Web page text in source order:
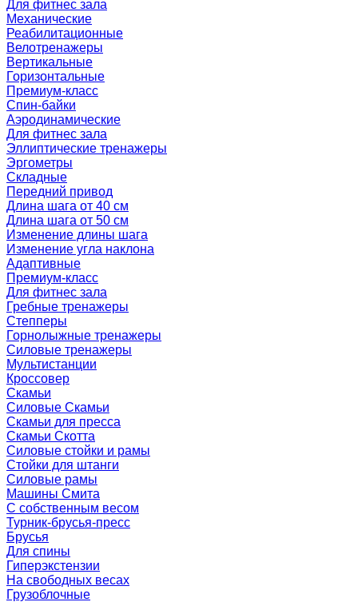
Для фитнес зала
Механические
Реабилитационные
Велотренажеры
Вертикальные
Горизонтальные
Премиум-класс
Спин-байки
Аэродинамические
Для фитнес зала
Эллиптические тренажеры
Эргометры
Складные
Передний привод
Длина шага от 40 см
Длина шага от 50 см
Изменение длины шага
Изменение угла наклона
Адаптивные
Премиум-класс
Для фитнес зала
Гребные тренажеры
Степперы
Горнолыжные тренажеры
Силовые тренажеры
Мультистанции
Кроссовер
Скамьи
Силовые Скамьи
Скамьи для пресса
Скамьи Скотта
Силовые стойки и рамы
Стойки для штанги
Силовые рамы
Машины Смита
C собственным весом
Турник-брусья-пресс
Брусья
Для спины
Гиперэкстензии
На свободных весах
Грузоблочные